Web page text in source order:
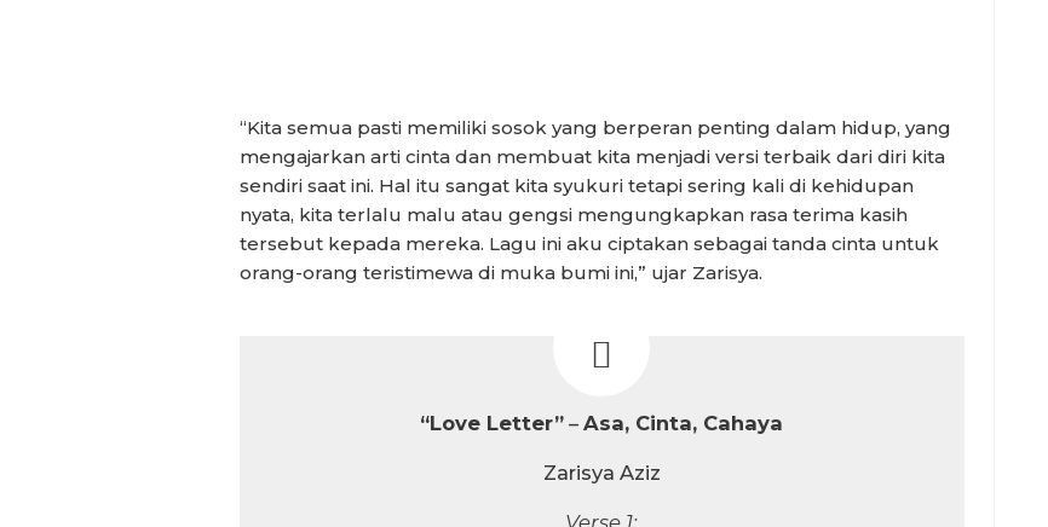
“Kita semua pasti memiliki sosok yang berperan penting dalam hidup, yang
mengajarkan arti cinta dan membuat kita menjadi versi terbaik dari diri kita
sendiri saat ini. Hal itu sangat kita syukuri tetapi sering kali di kehidupan
nyata, kita terlalu malu atau gengsi mengungkapkan rasa terima kasih
tersebut kepada mereka. Lagu ini aku ciptakan sebagai tanda cinta untuk
orang-orang teristimewa di muka bumi ini,” ujar Zarisya.
“Love Letter” –Asa, Cinta, Cahaya
Zarisya Aziz
Verse 1: